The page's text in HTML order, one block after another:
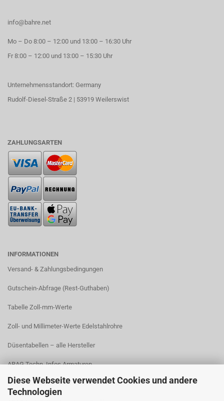
Diese Webseite verwendet Cookies und andere
Technologien
info@bahre.net
Mo – Do 8:00 – 12:00 und 13:00 – 16:30 Uhr
Fr 8:00 – 12:00 und 13:00 – 15:30 Uhr
Unternehmensstandort: Germany
Rudolf-Diesel-Straße 2 | 53919 Weilerswist
ZAHLUNGSARTEN
INFORMATIONEN
Versand- & Zahlungsbedingungen​
Gutschein-Abfrage (Rest-Guthaben)
Tabelle Zoll-mm-Werte
Zoll- und Millimeter-Werte Edelstahlrohre
Düsentabellen – alle Hersteller
ARAG Techn. Infos Armaturen
ARAG Installation Gleichdruck-Armaturen